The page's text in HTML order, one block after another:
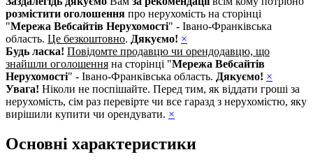
розмістити оголошення про нерухомість на сторінці
"Мережа Вебсайтів Нерухомості" - Івано-Франківська
область. Це безкоштовно. Дякуємо! ×
Будь ласка! Повідомте продавцю чи орендодавцю, що
знайшли оголошення на сторінці "Мережа Вебсайтів
Нерухомості" - Івано-Франківська область. Дякуємо! ×
Увага! Ніколи не поспішайте. Перед тим, як віддати гроші за
нерухомість, сім раз перевірте чи все гаразд з нерухомістю, яку
вирішили купити чи орендувати. ×
Основні характеристики